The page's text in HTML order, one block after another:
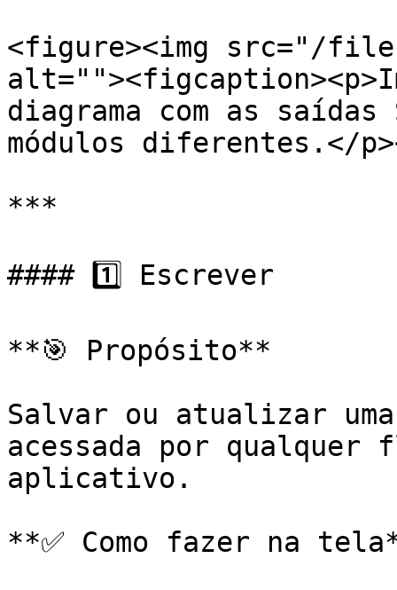
<figure><img src="/
diagrama com as
módulos diferentes.</
***
#### 1️⃣ Escrever
**🎯 Propósito**
Salvar ou atualizar
acessada por qualquer
aplicativo.
**✅ Como fazer na